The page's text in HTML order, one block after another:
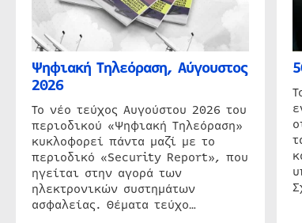
Ψηφιακή Τηλεόραση, Αύγουστος
2026
Το νέο τεύχος Αυγούστου 2026 του
περιοδικού «Ψηφιακή Τηλεόραση»
κυκλοφορεί πάντα μαζί με το
περιοδικό «Security Report», που
ηγείται στην αγορά των
ηλεκτρονικών συστημάτων
ασφαλείας. Θέματα τεύχο…